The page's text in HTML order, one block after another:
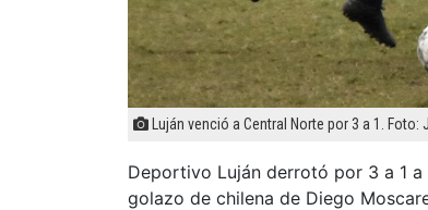
Luján venció a Central Norte por 3 a 1. Foto:
Deportivo Luján derrotó por 3 a 1
golazo de chilena de Diego